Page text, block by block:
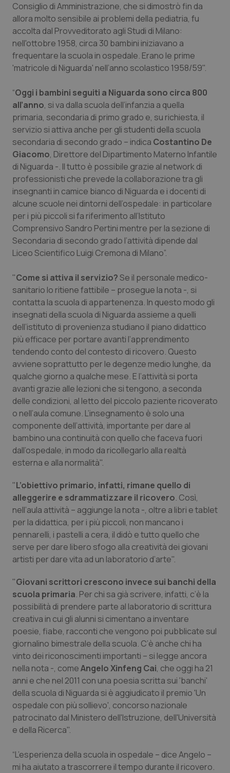
Lazio
Liguria
Lombardia
Marche
Molise
Piemonte
Provincia Autonoma di Bolzano
Provincia Autonoma di Trento
Puglia
Sardegna
Sicilia
Toscana
Umbria
Valle D’Aosta
Veneto
Diabete & glucometri
Disturbi dell’umore
Dolore
Donna & Salute
Epatiti
HIV
Infezioni & Febbre
Ipertensione & Scompenso
Malattie rare
Malattia di Crohn & Rettocolite Ulcerosa
Neuroscienze & patologie neurodegenerative
Obesità
Oftalmologia
Oncodermatologia
Oncoematologia
Oncologia & Nutrizione
Psoriasi & pelle
Quotidiano Chirurgia
Quotidiano Oncologia
Quotidiano Pediatria
Rene & patologie urogenitali
Salute orale & impianti
Sangue & coagulazione
Tiroide
Tumore al seno
Tumore ovarico
Tumori gastrointestinali
Consiglio di Amministrazione, che si dimostrò fin da
allora molto sensibile ai problemi della pediatria, fu
accolta dal Provveditorato agli Studi di Milano:
nell'ottobre 1958, circa 30 bambini iniziavano a
frequentare la scuola in ospedale. Erano le prime
'matricole di Niguarda' nell’anno scolastico 1958/59".
“Oggi i bambini seguiti a Niguarda sono circa 800
all’anno, si va dalla scuola dell’infanzia a quella
primaria, secondaria di primo grado e, su richiesta, il
servizio si attiva anche per gli studenti della scuola
secondaria di secondo grado – indica Costantino De
Giacomo, Direttore del Dipartimento Materno Infantile
di Niguarda -. Il tutto è possibile grazie al network di
professionisti che prevede la collaborazione tra gli
insegnanti in camice bianco di Niguarda e i docenti di
alcune scuole nei dintorni dell’ospedale: in particolare
per i più piccoli si fa riferimento all’Istituto
Comprensivo Sandro Pertini mentre per la sezione di
Secondaria di secondo grado l’attività dipende dal
Liceo Scientifico Luigi Cremona di Milano”.
"Come si attiva il servizio?Se il personale medico-
sanitario lo ritiene fattibile – prosegue la nota -, si
contatta la scuola di appartenenza. In questo modo gli
insegnati della scuola di Niguarda assieme a quelli
dell’istituto di provenienza studiano il piano didattico
più efficace per portare avanti l’apprendimento
tendendo conto del contesto di ricovero. Questo
avviene soprattutto per le degenze medio lunghe, da
qualche giorno a qualche mese. E l’attività si porta
avanti grazie alle lezioni che si tengono, a seconda
delle condizioni, al letto del piccolo paziente ricoverato
o nell’aula comune. L’insegnamento è solo una
componente dell’attività, importante per dare al
bambino una continuità con quello che faceva fuori
dall’ospedale, in modo da ricollegarlo alla realtà
esterna e alla normalità".
"L’obiettivo primario, infatti, rimane quello di
alleggerire e sdrammatizzare il ricovero. Così,
nell’aula attività – aggiunge la nota -, oltre a libri e tablet
per la didattica, per i più piccoli, non mancano i
pennarelli, i pastelli a cera, il didò e tutto quello che
serve per dare libero sfogo alla creatività dei giovani
artisti per dare vita ad un laboratorio d’arte".
"Giovani scrittori crescono invece sui banchi della
scuola primaria. Per chi sa già scrivere, infatti, c’è la
possibilità di prendere parte al laboratorio di scrittura
creativa in cui gli alunni si cimentano a inventare
poesie, fiabe, racconti che vengono poi pubblicate sul
giornalino bimestrale della scuola. C’è anche chi ha
vinto dei riconoscimenti importanti – si legge ancora
nella nota -, comeAngelo Xinfeng Cai, che oggi ha 21
anni e che nel 2011 con una poesia scritta sui 'banchi'
della scuola di Niguarda si è aggiudicato il premio 'Un
ospedale con più sollievo', concorso nazionale
patrocinato dal Ministero dell'Istruzione, dell'Università
e della Ricerca".
“L’esperienza della scuola in ospedale – dice Angelo –
mi ha aiutato a trascorrere il tempo durante il ricovero.